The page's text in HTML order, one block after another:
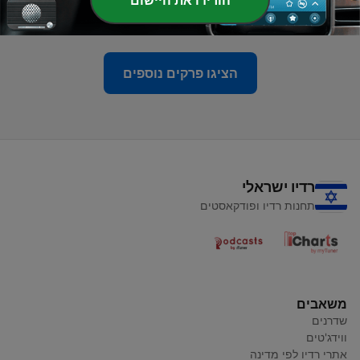
28 אוק' 2021
הציגו פרקים נוספים
רדיו ישראלי
תחנות רדיו ופודקאסטים
משאבים
שדרנים
ווידג'טים
אתרי רדיו לפי מדינה